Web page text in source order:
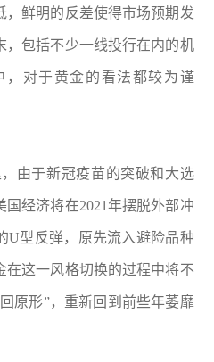
，鲜明的反差使得市场预期发
，包括不少一线投行在内的机
，对于黄金的看法都较为谨
于新冠疫苗的突破和大选
经济将在2021年摆脱外部冲
U型反弹，原先流入避险品种
在这一风格切换的过程中将不
原形”，重新回到前些年萎靡